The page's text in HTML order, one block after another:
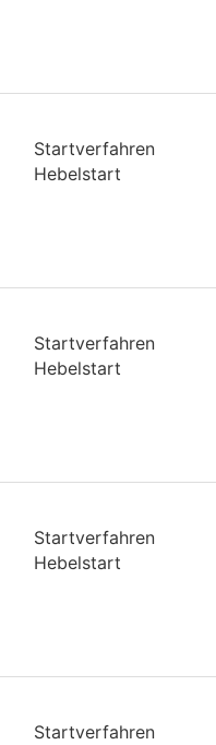
Startverfahren
Hebelstart
Startverfahren
Hebelstart
Startverfahren
Hebelstart
Startverfahren